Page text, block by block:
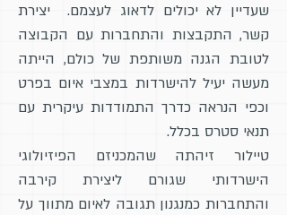
שעדיין לא יכולים לדאוג לעצמם. יצירת
קשר, התקבצות והתחברות עם הקבוצה
לטובת הגנה משותפת של כולם, הייתה
מעשה יעיל להישרדות במצבי איום בפרט
וכפי הנראה כדרך התמודדות עיקרית עם
תנאי סטרס בכלל.
טיילור זיהתה שהמכניזם הפיזיולוגי
הישרדותי שגורם ליצירת קירבה
והתחברות כמנגנון תגובה לאיום מתווך על